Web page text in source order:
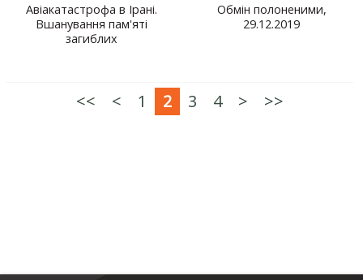
Авіакатастрофа в Ірані.
Вшанування пам'яті
загиблих
Обмін полоненими,
29.12.2019
<< < 1 2 3 4 > >>